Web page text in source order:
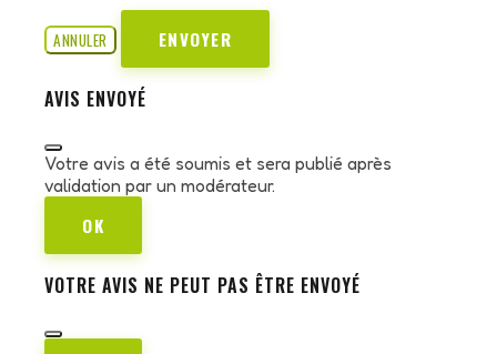
ANNULER ENVOYER
AVIS ENVOYÉ
Votre avis a été soumis et sera publié après
validation par un modérateur.
OK
VOTRE AVIS NE PEUT PAS ÊTRE ENVOYÉ